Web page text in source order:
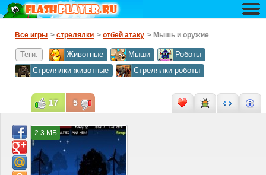
Все игры > стрелялки > отбей атаку > Мышь и оружие
Теги: Животные Мыши
Роботы
Стрелялки животные
Стрелялки роботы
2.3 МБ
17 5